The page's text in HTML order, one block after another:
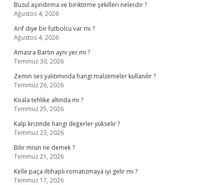
Buzul aşındırma ve biriktirme şekilleri nelerdir ?
Ağustos 4, 2026
Arif diye bir futbolcu var mı ?
Ağustos 4, 2026
Amasra Bartın aynı yer mi ?
Temmuz 30, 2026
Zemin ses yalıtımında hangi malzemeler kullanılır ?
Temmuz 26, 2026
Koala tehlike altında mı ?
Temmuz 25, 2026
Kalp krizinde hangi değerler yükselir ?
Temmuz 23, 2026
Bilir misin ne demek ?
Temmuz 21, 2026
Kelle paça iltihaplı romatizmaya iyi gelir mi ?
Temmuz 17, 2026